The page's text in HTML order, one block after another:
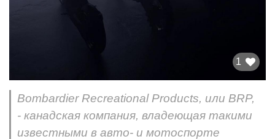
1
Bombardier Recreational Products, или BRP,
- канадская компания, владеющая такими
известными в авто- и мотоспорте